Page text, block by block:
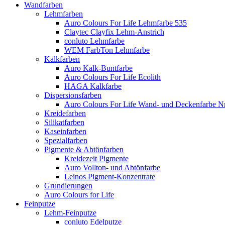
Wandfarben
Lehmfarben
Auro Colours For Life Lehmfarbe 535
Claytec Clayfix Lehm-Anstrich
conluto Lehmfarbe
WEM FarbTon Lehmfarbe
Kalkfarben
Auro Kalk-Buntfarbe
Auro Colours For Life Ecolith
HAGA Kalkfarbe
Dispersionsfarben
Auro Colours For Life Wand- und Deckenfarbe
Kreidefarben
Silikatfarben
Kaseinfarben
Spezialfarben
Pigmente & Abtönfarben
Kreidezeit Pigmente
Auro Vollton- und Abtönfarbe
Leinos Pigment-Konzentrate
Grundierungen
Auro Colours for Life
Feinputze
Lehm-Feinputze
conluto Edelputze